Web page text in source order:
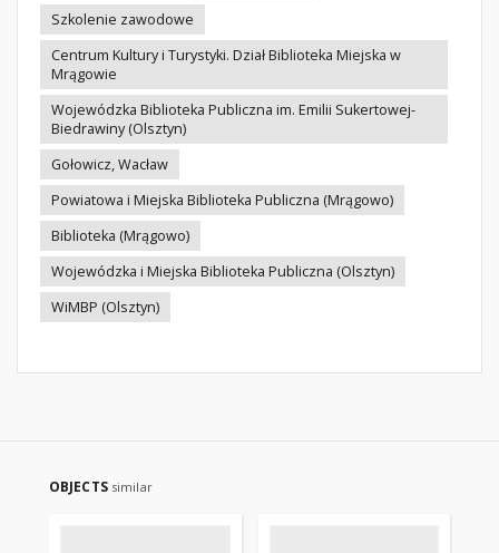
Szkolenie zawodowe
Centrum Kultury i Turystyki. Dział Biblioteka Miejska w
Mrągowie
Wojewódzka Biblioteka Publiczna im. Emilii Sukertowej-
Biedrawiny (Olsztyn)
Gołowicz, Wacław
Powiatowa i Miejska Biblioteka Publiczna (Mrągowo)
Biblioteka (Mrągowo)
Wojewódzka i Miejska Biblioteka Publiczna (Olsztyn)
WiMBP (Olsztyn)
OBJECTS similar